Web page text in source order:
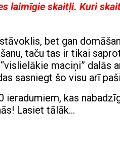
laimīgie skaitļi. Kuri
bet gan
taču tas ir tikai
maciņi” dalās
sasniegt šo visu arī
ieradumiem, kas
Lasiet tālāk…